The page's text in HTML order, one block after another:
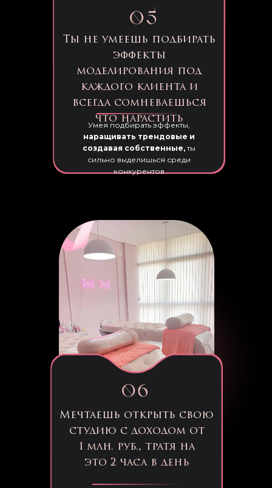
Ты не умеешь подбирать
эффекты
моделирования под
каждого клиента и
всегда сомневаешься
что нарастить
Мечтаешь открыть свою
студию с доходом от
1 млн. руб., тратя на
это 2 часа в день
Умея подбирать эффекты,
наращивать трендовые и
создавая собственные,ты
сильно выделишься среди
конкурентов